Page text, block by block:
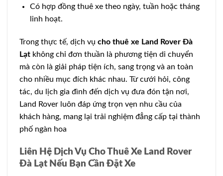
Có hợp đồng thuê xe theo ngày, tuần hoặc tháng
linh hoạt.
Trong thực tế, dịch vụ cho thuê xe Land Rover Đà
Lạt không chỉ đơn thuần là phương tiện di chuyển
mà còn là giải pháp tiện ích, sang trọng và an toàn
cho nhiều mục đích khác nhau. Từ cưới hỏi, công
tác, du lịch gia đình đến dịch vụ đưa đón tận nơi,
Land Rover luôn đáp ứng trọn vẹn nhu cầu của
khách hàng, mang lại trải nghiệm đẳng cấp tại thành
phố ngàn hoa
Liên Hệ Dịch Vụ Cho Thuê Xe Land Rover
Đà Lạt Nếu Bạn Cần Đặt Xe